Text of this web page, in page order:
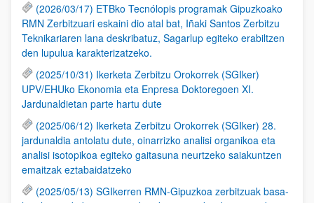
(2026/03/17) ETBko Tecnólopis programak Gipuzkoako
RMN Zerbitzuari eskaini dio atal bat, Iñaki Santos Zerbitzu
Teknikariaren lana deskribatuz, Sagarlup egiteko erabiltzen
den lupulua karakterizatzeko.
(2025/10/31) Ikerketa Zerbitzu Orokorrek (SGIker)
UPV/EHUko Ekonomia eta Enpresa Doktoregoen XI.
Jardunaldietan parte hartu dute
(2025/06/12) Ikerketa Zerbitzu Orokorrek (SGIker) 28.
jardunaldia antolatu dute, oinarrizko analisi organikoa eta
analisi isotopikoa egiteko gaitasuna neurtzeko saiakuntzen
emaitzak eztabaidatzeko
(2025/05/13) SGIkerren RMN-Gipuzkoa zerbitzuak basa-